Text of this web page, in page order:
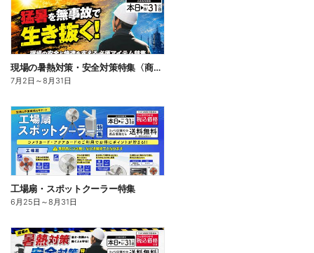
現場の暑熱対策・安全対策特集〈商品一例〉
7月2日 ～8月31日
工場扇・スポットクーラー特集
6月25日 ～8月31日